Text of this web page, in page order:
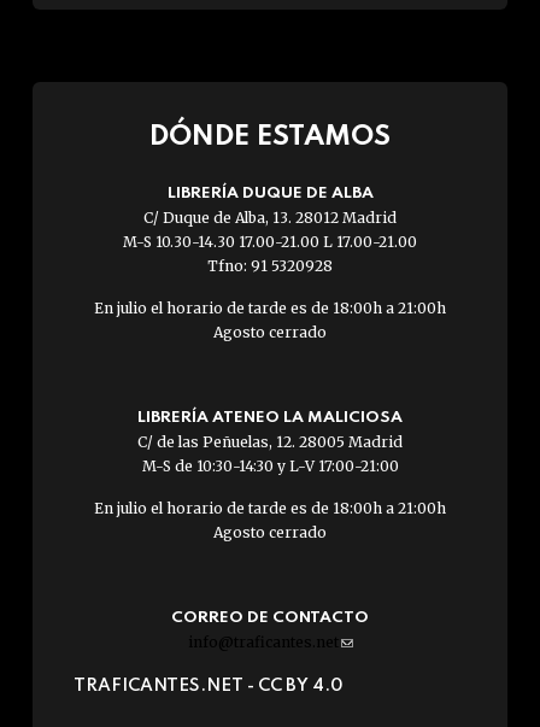
DÓNDE ESTAMOS
LIBRERÍA DUQUE DE ALBA
C/ Duque de Alba, 13. 28012 Madrid
M-S 10.30-14.30 17.00-21.00 L 17.00-21.00
Tfno: 91 5320928
En julio el horario de tarde es de 18:00h a 21:00h
Agosto cerrado
LIBRERÍA ATENEO LA MALICIOSA
C/ de las Peñuelas, 12. 28005 Madrid
M-S de 10:30-14:30 y L-V 17:00-21:00
En julio el horario de tarde es de 18:00h a 21:00h
Agosto cerrado
CORREO DE CONTACTO
info@traficantes.net (link
e-
TRAFICANTES.NET - CC BY 4.0